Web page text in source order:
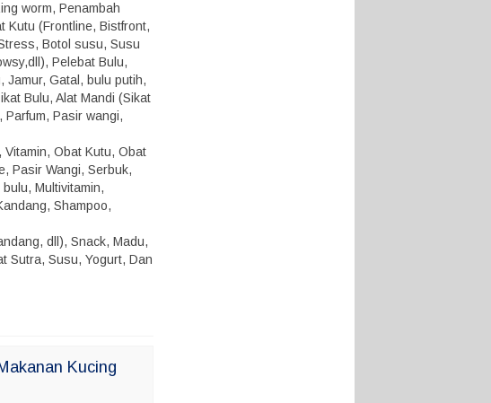
worm, Penambah
Kutu (Frontline, Bistfront,
Botol susu, Susu
Pelebat Bulu,
Jamur, Gatal, bulu putih,
Bulu, Alat Mandi (Sikat
Parfum, Pasir wangi,
Vitamin, Obat Kutu, Obat
Pasir Wangi, Serbuk,
Multivitamin,
Shampoo,
dll), Snack, Madu,
Sutra, Susu, Yogurt, Dan
Kucing